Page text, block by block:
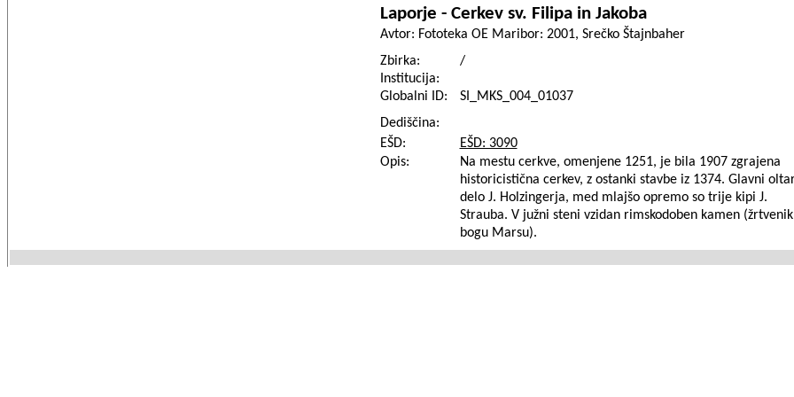
Laporje - Cerkev sv. Filipa in Jakoba
Avtor: Fototeka OE Maribor: 2001, Srečko Štajnbaher
Zbirka:
/
Institucija:
Globalni ID:
SI_MKS_004_01037
Dediščina:
EŠD:
EŠD: 3090
Opis:
Na mestu cerkve, omenjene 1251, je bila 1907 zgrajena
historicistična cerkev, z ostanki stavbe iz 1374. Glavni
delo J. Holzingerja, med mlajšo opremo so trije kipi J.
Strauba. V južni steni vzidan rimskodoben kamen (žrtvenik
bogu Marsu).